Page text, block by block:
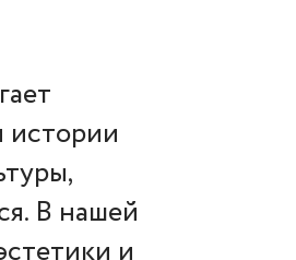
истории
В нашей
и